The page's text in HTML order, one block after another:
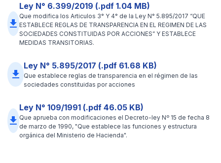
file_download
Ley N° 6.399/2019 (.pdf 1.04 MB)
Que modifica los Articulos 3° Y 4° de la Ley N° 5.895/2017 “QUE
ESTABLECE REGLAS DE TRANSPARENCIA EN EL REGIMEN DE LAS
SOCIEDADES CONSTITUIDAS POR ACCIONES” Y ESTABLECE
MEDIDAS TRANSITORIAS.
file_download
Ley N° 5.895/2017 (.pdf 61.68 KB)
Que establece reglas de transparencia en el régimen de las
sociedades constituidas por acciones
file_download
Ley N° 109/1991 (.pdf 46.05 KB)
Que aprueba con modificaciones el Decreto-ley Nº 15 de fecha 8
de marzo de 1990, "Que establece las funciones y estructura
orgánica del Ministerio de Hacienda".